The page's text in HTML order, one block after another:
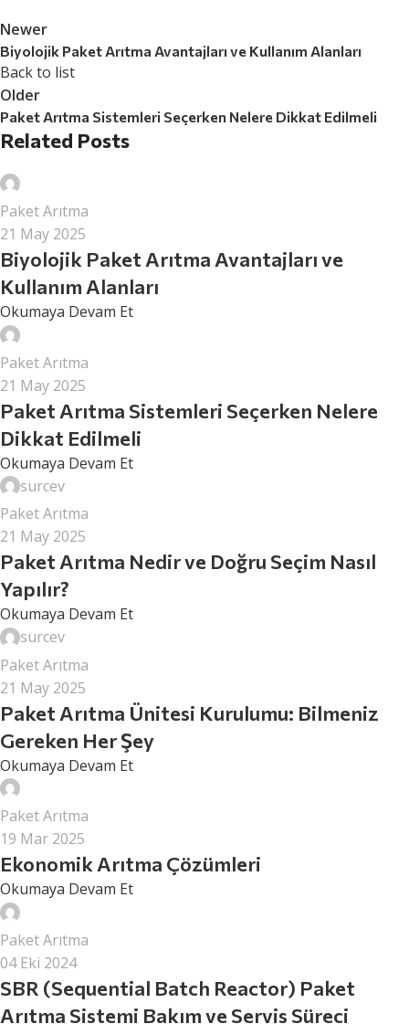
Newer
Biyolojik Paket Arıtma Avantajları ve Kullanım Alanları
Back to list
Older
Paket Arıtma Sistemleri Seçerken Nelere Dikkat Edilmeli
Related Posts
Paket Arıtma
21 May 2025
Biyolojik Paket Arıtma Avantajları ve
Kullanım Alanları
Okumaya Devam Et
Paket Arıtma
21 May 2025
Paket Arıtma Sistemleri Seçerken Nelere
Dikkat Edilmeli
Okumaya Devam Et
surcev
Paket Arıtma
21 May 2025
Paket Arıtma Nedir ve Doğru Seçim Nasıl
Yapılır?
Okumaya Devam Et
surcev
Paket Arıtma
21 May 2025
Paket Arıtma Ünitesi Kurulumu: Bilmeniz
Gereken Her Şey
Okumaya Devam Et
Paket Arıtma
19 Mar 2025
Ekonomik Arıtma Çözümleri
Okumaya Devam Et
Paket Arıtma
04 Eki 2024
SBR (Sequential Batch Reactor) Paket
Arıtma Sistemi Bakım ve Servis Süreci